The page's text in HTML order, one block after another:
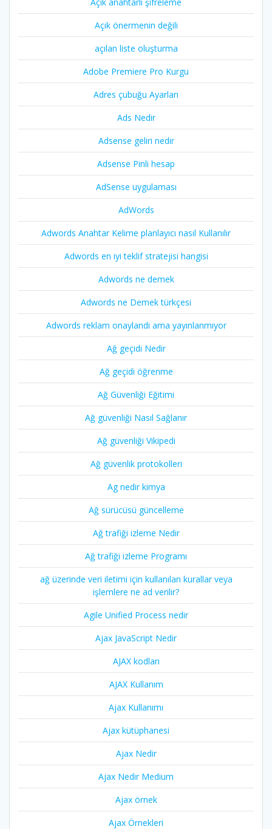
Açık önermenin değili
açılan liste oluşturma
Adobe Premiere Pro Kurgu
Adres çubuğu Ayarları
Ads Nedir
Adsense geliri nedir
Adsense Pinli hesap
AdSense uygulaması
AdWords
Adwords Anahtar Kelime planlayıcı nasıl Kullanılır
Adwords en iyi teklif stratejisi hangisi
Adwords ne demek
Adwords ne Demek türkçesi
Adwords reklam onaylandi ama yayınlanmıyor
Ağ geçidi Nedir
Ağ geçidi öğrenme
Ağ Güvenliği Eğitimi
Ağ güvenliği Nasıl Sağlanır
Ağ güvenliği Vikipedi
Ağ güvenlik protokolleri
Ag nedir kimya
Ağ sürücüsü güncelleme
Ağ trafiği izleme Nedir
Ağ trafiği izleme Programı
ağ üzerinde veri iletimi için kullanılan kurallar veya
işlemlere ne ad verilir?
Agile Unified Process nedir
Ajax JavaScript Nedir
AJAX kodları
AJAX Kullanım
Ajax Kullanımı
Ajax kütüphanesi
Ajax Nedir
Ajax Nedir Medium
Ajax örnek
Ajax Örnekleri